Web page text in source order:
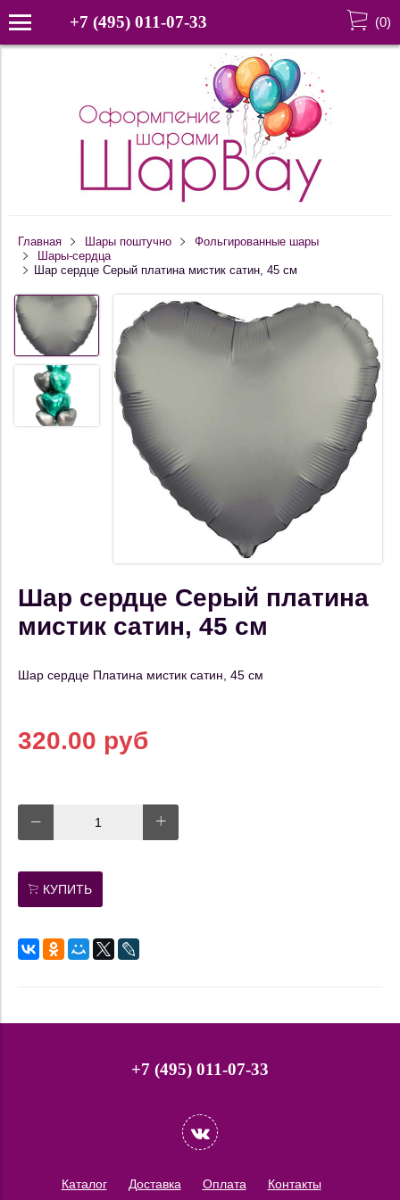
+7 (495) 011-07-33 (0)
Главная Шары поштучно
Фольгированные шары
Шары-сердца
Шар сердце Серый платина мистик сатин, 45 см
Шар сердце Серый платина
мистик сатин, 45 см
Шар сердце Платина мистик сатин, 45 см
320.00 руб
КУПИТЬ
+7 (495) 011-07-33
Каталог Доставка Оплата Контакты